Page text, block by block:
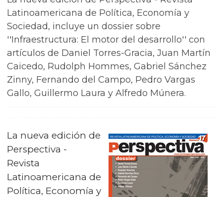
Latinoamericana de Política, Economía y
Sociedad, incluye un dossier sobre
''Infraestructura: El motor del desarrollo'' con
artículos de Daniel Torres-Gracia, Juan Martín
Caicedo, Rudolph Hommes, Gabriel Sánchez
Zinny, Fernando del Campo, Pedro Vargas
Gallo, Guillermo Laura y Alfredo Múnera.
La nueva edición de
Perspectiva -
Revista
Latinoamericana de
Política, Economía y